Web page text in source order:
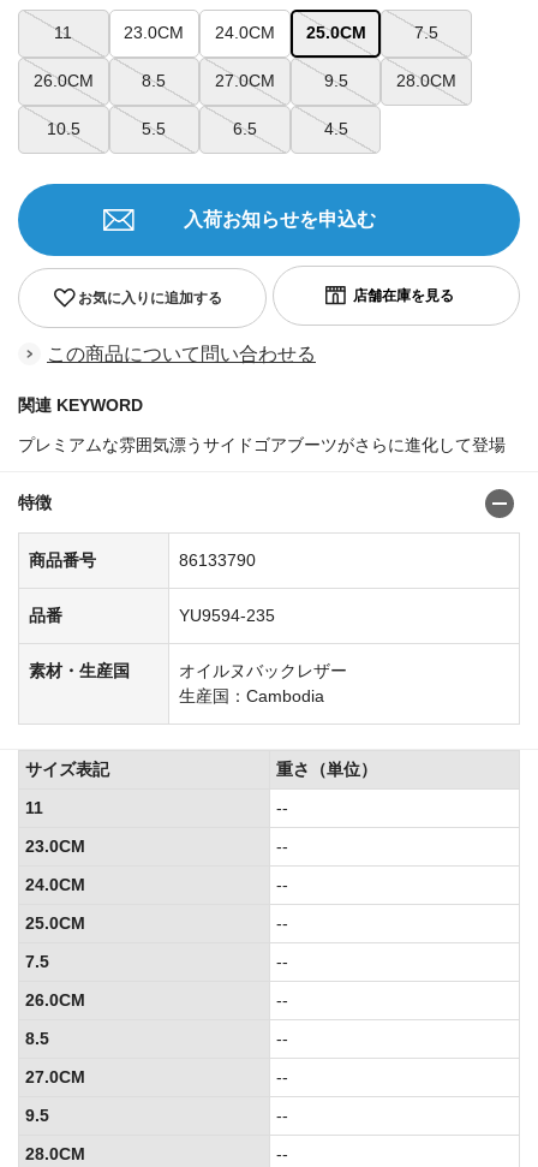
11 23.0CM 24.0CM 25.0CM 7.5
26.0CM 8.5 27.0CM 9.5 28.0CM
10.5 5.5 6.5 4.5
お気に入りに追加する
入荷お知らせを申込む
この商品について問い合わせる
関連 KEYWORD
プレミアムな雰囲気漂うサイドゴアブーツがさらに進化して登場
特徴
商品番号 86133790
品番 YU9594-235
素材・生産国
オイルヌバックレザー
生産国：Cambodia
サイズ表記
重さ（単位）
11
--
23.0CM
--
24.0CM
--
25.0CM
--
7.5
--
26.0CM
--
8.5
--
27.0CM
--
9.5
--
28.0CM
--